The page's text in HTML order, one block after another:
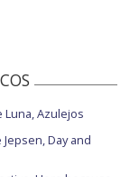
Luna, Azulejos
Jepsen, Day and